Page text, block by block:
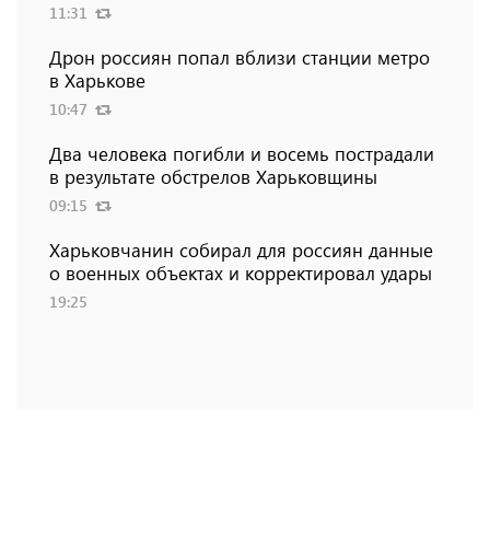
11:31
Дрон россиян попал вблизи станции метро
в Харькове
10:47
Два человека погибли и восемь пострадали
в результате обстрелов Харьковщины
09:15
Харьковчанин собирал для россиян данные
о военных объектах и ​​корректировал удары
19:25